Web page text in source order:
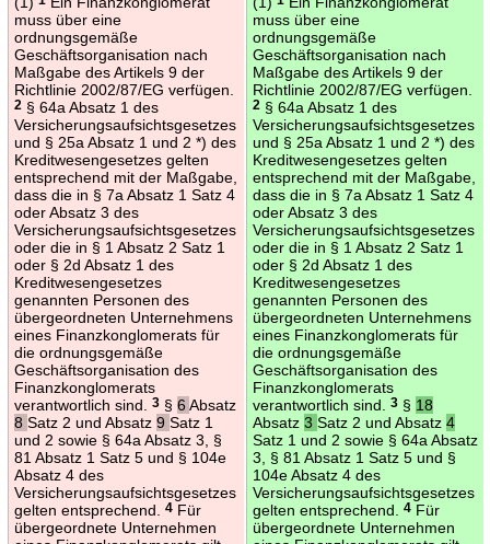
muss über eine
ordnungsgemäße
Geschäftsorganisation nach
Maßgabe des Artikels 9 der
Richtlinie 2002/87/EG verfügen.
2§ 64a Absatz 1 des
Versicherungsaufsichtsgesetzes
und § 25a Absatz 1 und 2 *) des
Kreditwesengesetzes gelten
entsprechend mit der Maßgabe,
dass die in § 7a Absatz 1 Satz 4
oder Absatz 3 des
Versicherungsaufsichtsgesetzes
oder die in § 1 Absatz 2 Satz 1
oder § 2d Absatz 1 des
Kreditwesengesetzes
genannten Personen des
übergeordneten Unternehmens
eines Finanzkonglomerats für
die ordnungsgemäße
Geschäftsorganisation des
Finanzkonglomerats
verantwortlich sind.
3§ 6 Absatz
8 Satz 2 und Absatz 9 Satz 1
und 2 sowie § 64a Absatz 3, §
81 Absatz 1 Satz 5 und § 104e
Absatz 4 des
Versicherungsaufsichtsgesetzes
gelten entsprechend.
4Für
übergeordnete Unternehmen
muss über eine
ordnungsgemäße
Geschäftsorganisation nach
Maßgabe des Artikels 9 der
Richtlinie 2002/87/EG verfügen.
2§ 64a Absatz 1 des
Versicherungsaufsichtsgesetzes
und § 25a Absatz 1 und 2 *) des
Kreditwesengesetzes gelten
entsprechend mit der Maßgabe,
dass die in § 7a Absatz 1 Satz 4
oder Absatz 3 des
Versicherungsaufsichtsgesetzes
oder die in § 1 Absatz 2 Satz 1
oder § 2d Absatz 1 des
Kreditwesengesetzes
genannten Personen des
übergeordneten Unternehmens
eines Finanzkonglomerats für
die ordnungsgemäße
Geschäftsorganisation des
Finanzkonglomerats
verantwortlich sind.
3§ 18
Absatz 3 Satz 2 und Absatz 4
Satz 1 und 2 sowie § 64a Absatz
3, § 81 Absatz 1 Satz 5 und §
104e Absatz 4 des
Versicherungsaufsichtsgesetzes
gelten entsprechend.
4Für
übergeordnete Unternehmen